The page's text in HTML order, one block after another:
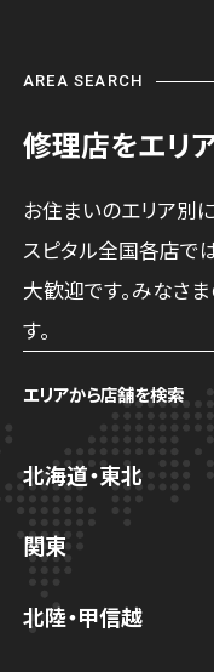
AREA SEARCH
修理店をエリ
お住まいのエリア別
スピタル全国各店で
大歓迎です。みなさ
す。
エリアから店舗を検索
北海道・東北
スマホスピタル大
関東
スマホスピタル宇
北陸・甲信越